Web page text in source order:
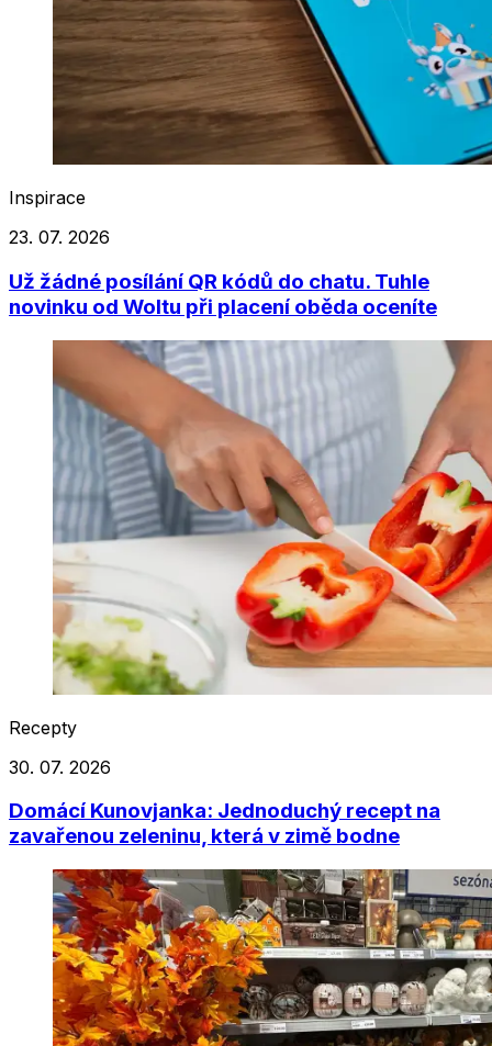
Inspirace
23. 07. 2026
Už žádné posílání QR kódů do chatu. Tuhle
novinku od Woltu při placení oběda oceníte
Recepty
30. 07. 2026
Domácí Kunovjanka: Jednoduchý recept na
zavařenou zeleninu, která v zimě bodne